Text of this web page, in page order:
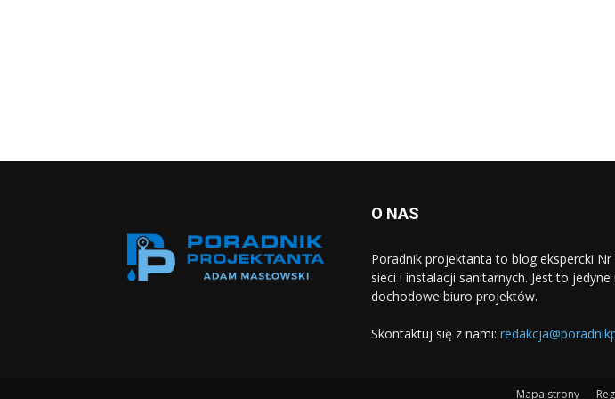
O NAS
Poradnik projektanta to blog ekspercki
sieci i instalacji sanitarnych. Jest to
dochodowe biuro projektów.
Skontaktuj się z nami:
Mapa strony